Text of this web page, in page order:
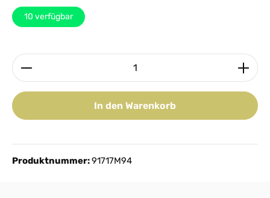
10 verfügbar
Produkt Anzahl: Gib den gewünschten Wert ein
In den Warenkorb
Produktnummer:91717M94